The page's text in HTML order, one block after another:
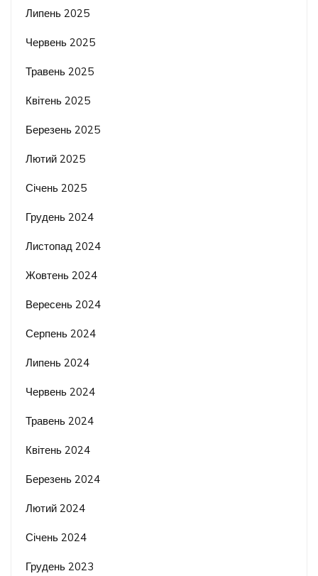
Липень 2025
Червень 2025
Травень 2025
Квітень 2025
Березень 2025
Лютий 2025
Січень 2025
Грудень 2024
Листопад 2024
Жовтень 2024
Вересень 2024
Серпень 2024
Липень 2024
Червень 2024
Травень 2024
Квітень 2024
Березень 2024
Лютий 2024
Січень 2024
Грудень 2023